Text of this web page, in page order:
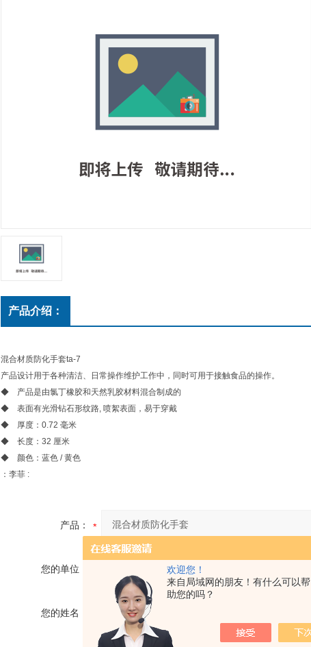
欢迎您！
来自局域网的朋友！有什么可以帮
助您的吗？
产品介绍：
混合材质防化手套ta-7
产品设计用于各种清洁、日常操作维护工作中，同时可用于接触食品的操作。
◆ 产品是由氯丁橡胶和天然乳胶材料混合制成的
◆ 表面有光滑钻石形纹路, 喷絮表面，易于穿戴
◆ 厚度：0.72 毫米
◆ 长度：32 厘米
◆ 颜色：蓝色 / 黄色
：李菲 :
产品：
您的单位：
您的姓名：